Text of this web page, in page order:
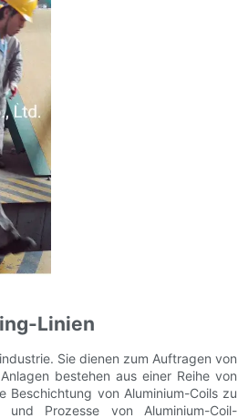
Linien
Sie dienen zum Auftragen von
bestehen aus einer Reihe von
Beschichtung von Aluminium-Coils zu
Prozesse von Aluminium-Coil-